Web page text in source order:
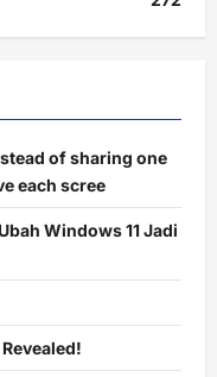
of sharing one
each scree
Windows 11 Jadi